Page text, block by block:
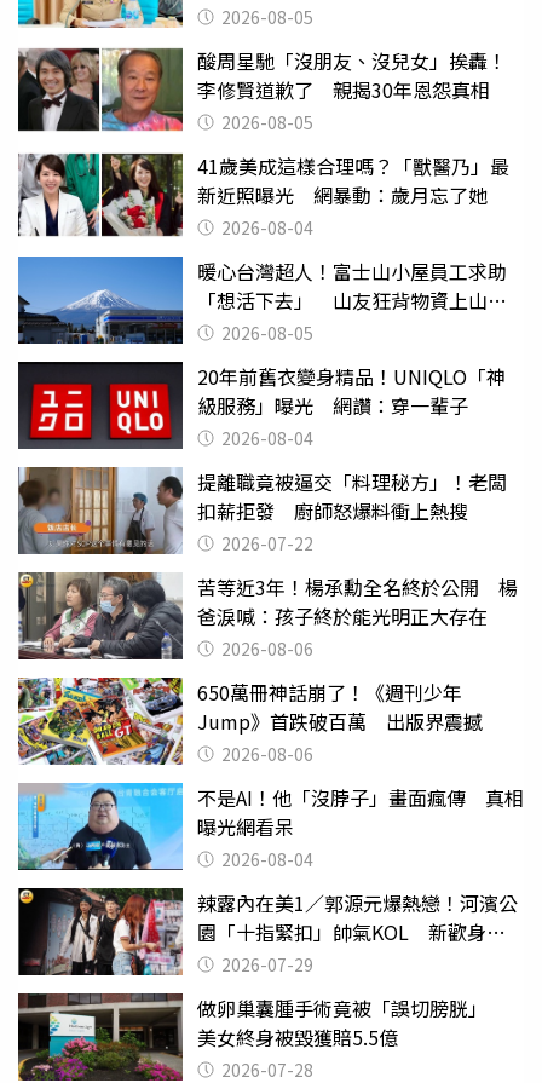
2026-08-05
酸周星馳「沒朋友、沒兒女」挨轟！
李修賢道歉了 親揭30年恩怨真相
2026-08-05
41歲美成這樣合理嗎？「獸醫乃」最
新近照曝光 網暴動：歲月忘了她
2026-08-04
暖心台灣超人！富士山小屋員工求助
「想活下去」 山友狂背物資上山：
台灣真的是寶島
2026-08-05
20年前舊衣變身精品！UNIQLO「神
級服務」曝光 網讚：穿一輩子
2026-08-04
提離職竟被逼交「料理秘方」！老闆
扣薪拒發 廚師怒爆料衝上熱搜
2026-07-22
苦等近3年！楊承勳全名終於公開 楊
爸淚喊：孩子終於能光明正大存在
2026-08-06
650萬冊神話崩了！《週刊少年
Jump》首跌破百萬 出版界震撼
2026-08-06
不是AI！他「沒脖子」畫面瘋傳 真相
曝光網看呆
2026-08-04
辣露內在美1／郭源元爆熱戀！河濱公
園「十指緊扣」帥氣KOL 新歡身份
曝光2026-07-29
做卵巢囊腫手術竟被「誤切膀胱」
美女終身被毀獲賠5.5億
2026-07-28